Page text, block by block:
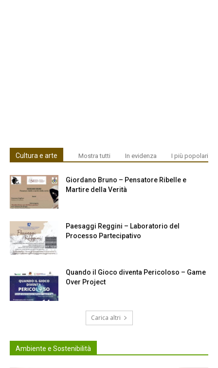
Cultura e arte Mostra tutti In evidenza I più popolari
Giordano Bruno – Pensatore Ribelle e
Martire della Verità
Paesaggi Reggini – Laboratorio del
Processo Partecipativo
Quando il Gioco diventa Pericoloso – Game
Over Project
Carica altri
Ambiente e Sostenibilità